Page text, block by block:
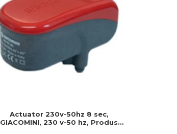
Actuator 230v-50hz 8 sec,
GIACOMINI, 230 v-50 hz, Produs